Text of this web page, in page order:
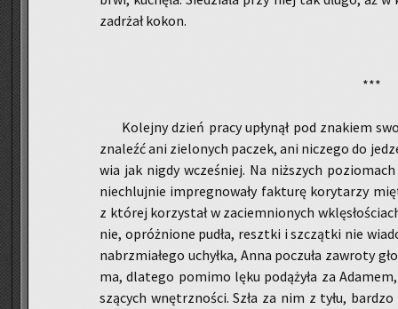
za­drżał kokon.
***
Ko­lej­ny dzień pracy upły­nął pod zna­kiem
zna­leźć ani zie­lo­nych pa­czek, ani ni­cze­go do
wia jak nigdy wcze­śniej. Na niż­szych
nie­chluj­nie im­pre­gno­wa­ły fak­tu­rę ko­ry­ta­rzy
z któ­rej ko­rzy­stał w za­ciem­nio­nych
nie, opróż­nio­ne pudła, reszt­ki i szcząt­ki nie
na­brzmia­łe­go uchył­ka, Anna po­czu­ła za­wro­ty
ma, dla­te­go po­mi­mo lęku po­dą­ży­ła za
szą­cych wnętrz­no­ści. Szła za nim z tyłu,